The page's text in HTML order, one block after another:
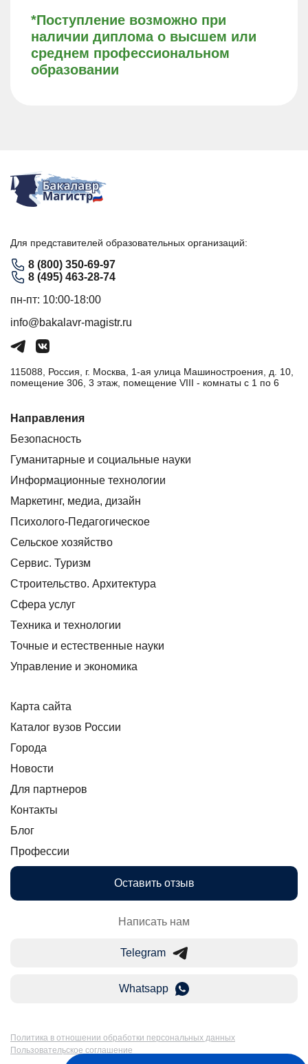
*Поступление возможно при
наличии диплома о высшем или
среднем профессиональном
образовании
Для представителей образовательных организаций:
8 (800) 350-69-97
8 (495) 463-28-74
пн-пт: 10:00-18:00
info@bakalavr-magistr.ru
115088, Россия, г. Москва, 1-ая улица Машиностроения, д. 10,
помещение 306, 3 этаж, помещение VIII - комнаты с 1 по 6
Направления
Безопасность
Гуманитарные и социальные науки
Информационные технологии
Маркетинг, медиа, дизайн
Психолого-Педагогическое
Сельское хозяйство
Сервис. Туризм
Строительство. Архитектура
Сфера услуг
Техника и технологии
Точные и естественные науки
Управление и экономика
Карта сайта
Каталог вузов России
Города
Новости
Для партнеров
Контакты
Блог
Профессии
Оставить отзыв
Написать нам
Telegram
Whatsapp
Политика в отношении обработки персональных данных
Пользовательское соглашение